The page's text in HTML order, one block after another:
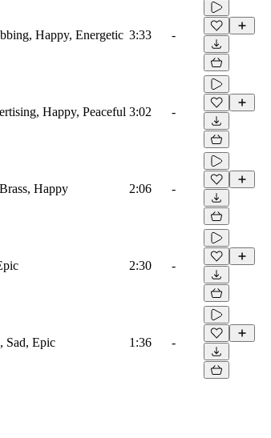
Happy, Energetic 3:33 -
Happy, Peaceful 3:02 -
Happy 2:06 -
2:30 -
Sad, Epic 1:36 -